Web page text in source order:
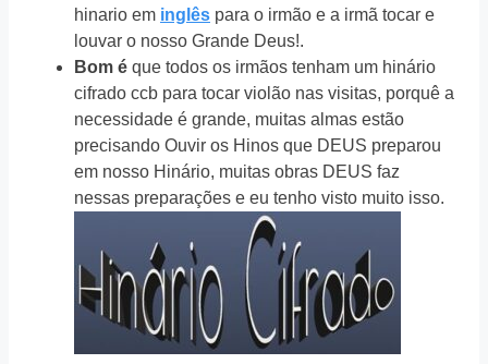
hinario em inglês para o irmão e a irmã tocar e
louvar o nosso Grande Deus!.
Bom é que todos os irmãos tenham um hinário
cifrado ccb para tocar violão nas visitas, porquê a
necessidade é grande, muitas almas estão
precisando Ouvir os Hinos que DEUS preparou
em nosso Hinário, muitas obras DEUS faz
nessas preparações e eu tenho visto muito isso.